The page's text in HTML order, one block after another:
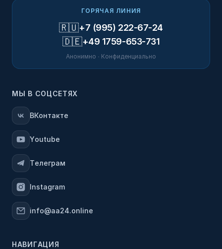
ГОРЯЧАЯ ЛИНИЯ
🇷🇺+7 (995) 222-67-24
🇩🇪+49 1759-653-731
Анонимно · Конфиденциально
МЫ В СОЦСЕТЯХ
ВКонтакте
Youtube
Телеграм
Instagram
info@aa24.online
НАВИГАЦИЯ